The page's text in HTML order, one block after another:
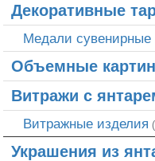
Декоративные
Медали сувенирные
Объемные
Витражи с
Витражные изделия
Украшения из